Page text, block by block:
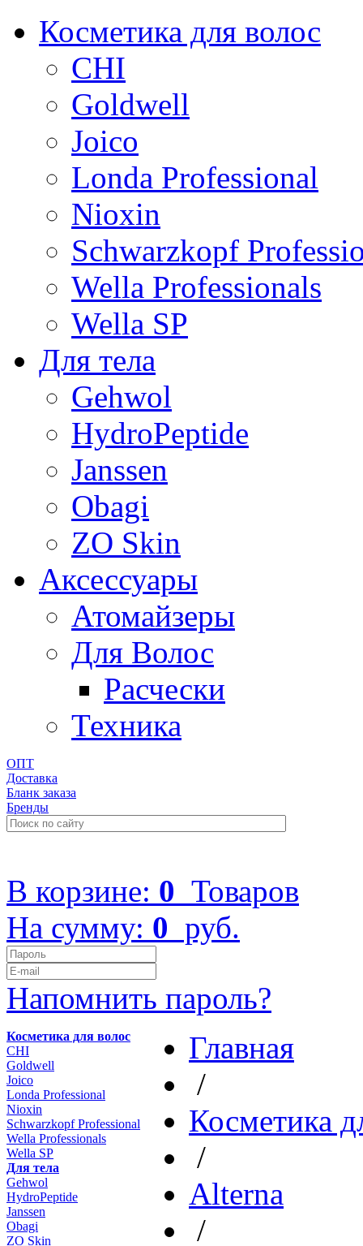
Косметика для волос
CHI
Goldwell
Joico
Londa Professional
Nioxin
Schwarzkopf
Wella Professionals
Wella SP
Для тела
Gehwol
HydroPeptide
Janssen
Obagi
ZO Skin
Aксессуары
Атомайзеры
Для Волос
Расчески
Техника
ОПТ
Доставка
Бланк заказа
Бренды
В корзине: 0 Товаров
На сумму: 0 руб.
Напомнить пароль?
Косметика для волос
CHI
Goldwell
Joico
Londa Professional
Nioxin
Schwarzkopf Professional
Wella Professionals
Wella SP
Для тела
Gehwol
HydroPeptide
Janssen
Obagi
ZO Skin
Главная
/
Косметика
/
Altеrna
/